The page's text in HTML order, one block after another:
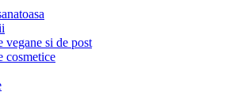
vegane si de post
cosmetice